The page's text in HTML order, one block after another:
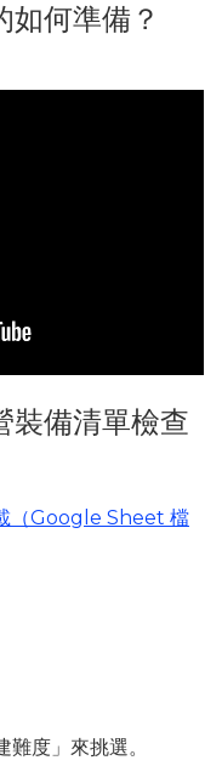
何準備？
裝備清單檢查
（Google Sheet 檔
度」來挑選。